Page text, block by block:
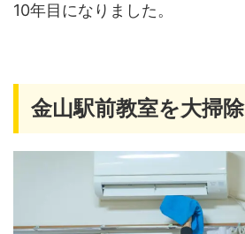
10年目になりました。
金山駅前教室を大掃除